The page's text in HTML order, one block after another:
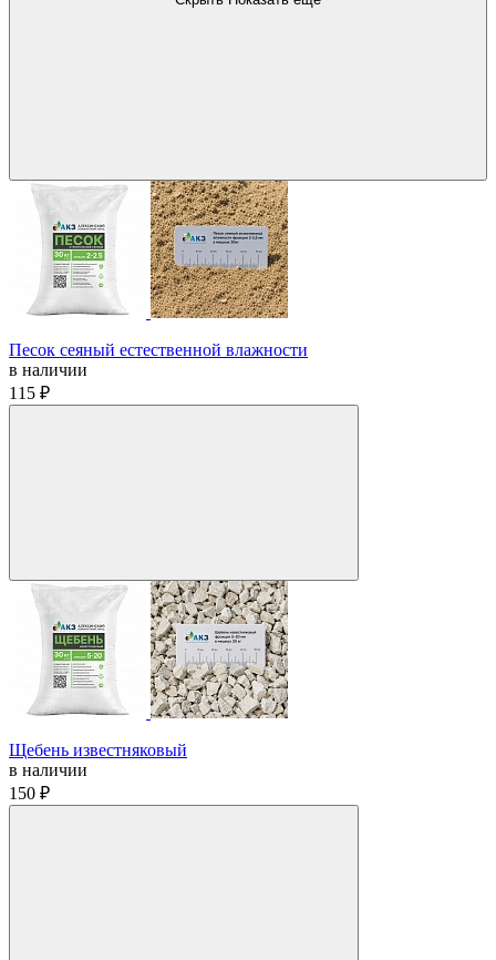
Песок сеяный естественной влажности
в наличии
115 ₽
Щебень известняковый
в наличии
150 ₽